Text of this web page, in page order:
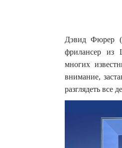
Дэвид Фюрер (
фрилансер из
многих
внимание,
разглядеть все